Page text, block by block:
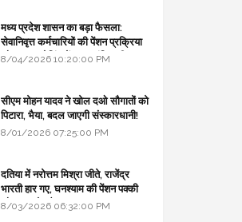
मध्य प्रदेश शासन का बड़ा फैसला:
सेवानिवृत्त कर्मचारियों की पेंशन प्रक्रिया
और बजट कोडिंग में हुए क्रांतिकारी
8/04/2026 10:20:00 PM
सीएम मोहन यादव ने खोल दओ सौगातों को
पिटारा, भैया, बदल जाएगी संस्कारधानी!
8/01/2026 07:25:00 PM
दतिया में नरोत्तम मिश्रा जीते, राजेंद्र
भारती हार गए, घनश्याम की पेंशन पक्की
और आशुतोष बैक टू...
8/03/2026 06:32:00 PM